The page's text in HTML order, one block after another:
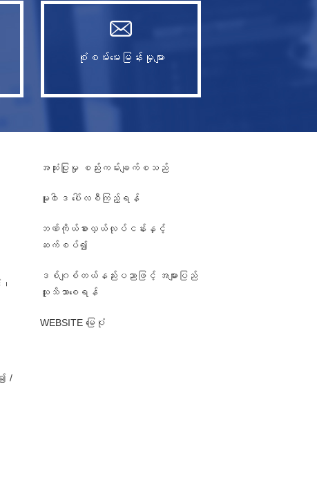
စုံစမ်းမေးမြန်းမှုများ
/
အသုံးပြုမှု စည်းကမ်းချက်စသည်
မူ၀ါဒ ပေါ်လစီကြည့်ရန်
ဘဏ်ကိုယ်စားလှယ်လုပ်ငန်းနှင့်
ဆက်စပ်၍
ဒစ်ဂျစ်တယ်နည်းပညာဖြင့် အများပြည်
သူသိသာစေရန်
WEBSITE မြေပုံ